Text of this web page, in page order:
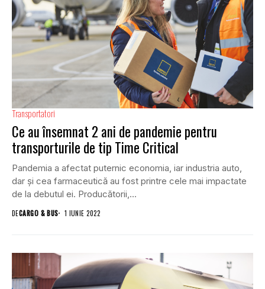
Transportatori
Ce au însemnat 2 ani de pandemie pentru
transporturile de tip Time Critical
Pandemia a afectat puternic economia, iar industria auto,
dar și cea farmaceutică au fost printre cele mai impactate
de la debutul ei. Producătorii,...
DECARGO & BUS 1 IUNIE 2022